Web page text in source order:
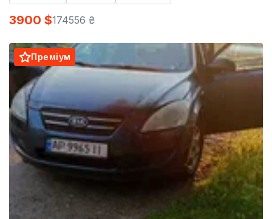
3900 $174556 ₴
Преміум